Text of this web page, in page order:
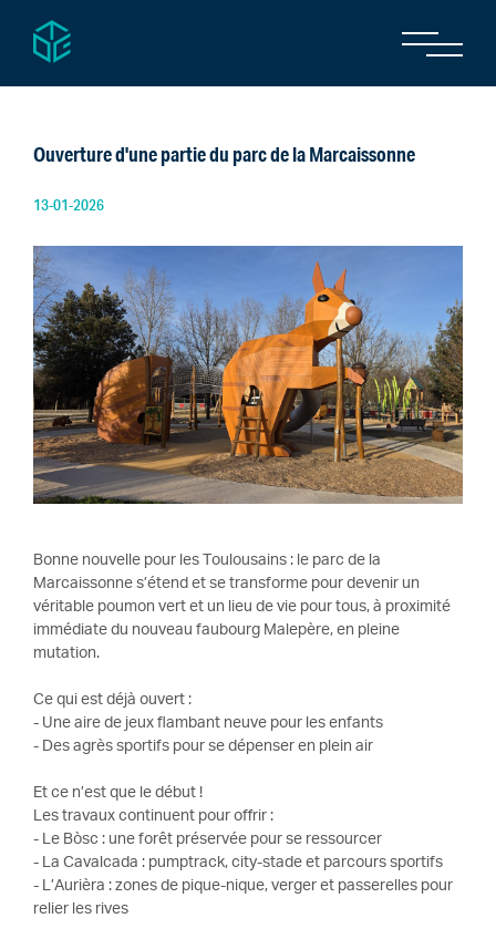
Ouverture d'une partie du parc de la Marcaissonne
13-01-2026
Bonne nouvelle pour les Toulousains : le parc de la
Marcaissonne s’étend et se transforme pour devenir un
véritable poumon vert et un lieu de vie pour tous, à proximité
immédiate du nouveau faubourg Malepère, en pleine
mutation.
Ce qui est déjà ouvert :
- Une aire de jeux flambant neuve pour les enfants
- Des agrès sportifs pour se dépenser en plein air
Et ce n’est que le début !
Les travaux continuent pour offrir :
- Le Bòsc : une forêt préservée pour se ressourcer
- La Cavalcada : pumptrack, city-stade et parcours sportifs
- L’Aurièra : zones de pique-nique, verger et passerelles pour
relier les rives